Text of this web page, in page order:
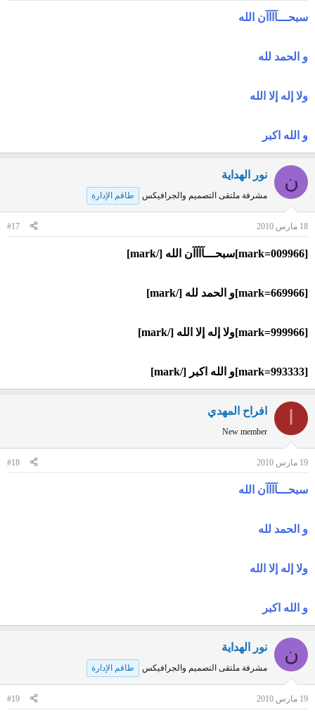
سبحـــآآآآن الله
و الحمد لله
ولا إله إلا الله
و الله اكبر
ن نور الهداية
مشرفة ملتقى التصميم والجرافيكس طاقم الإدارة
18 مارس 2010 #17
[mark=009966]سبحـــآآآآن الله [/mark]
[mark=669966]و الحمد لله [/mark]
[mark=999966]ولا إله إلا الله [/mark]
[mark=993333]و الله اكبر [/mark]
افراح المهدي
New member
19 مارس 2010 #18
سبحـــآآآآن الله
و الحمد لله
ولا إله إلا الله
و الله اكبر
ن نور الهداية
مشرفة ملتقى التصميم والجرافيكس طاقم الإدارة
19 مارس 2010 #19